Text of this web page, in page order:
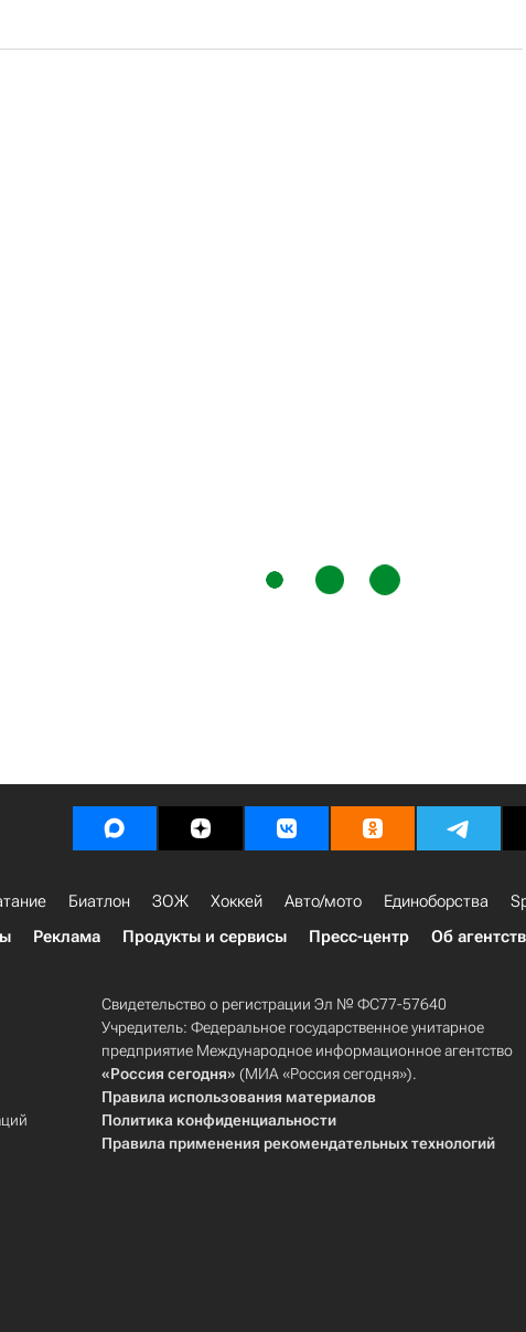
Биатлон ЗОЖ Хоккей Авто/мото Единоборства
Реклама Продукты и сервисы Пресс-центр Об
Свидетельство о регистрации Эл № ФС77-57640
Учредитель: Федеральное государственное унитарное
предприятие Международное информационное агентство
«Россия сегодня» (МИА «Россия сегодня»).
Правила использования материалов
Политика конфиденциальности
Правила применения рекомендательных технологий